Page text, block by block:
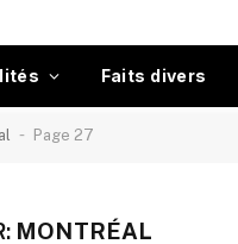
Faits divers
- Page 27
MONTRÉAL